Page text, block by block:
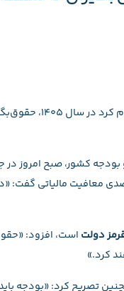
حقوق‌بگیران تا سقف
دولت
کرد.»
تصریح کرد: